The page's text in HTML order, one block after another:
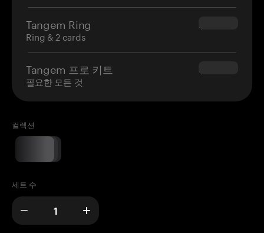
Tangem Ring
Ring & 2 cards
$160.00
Tangem 프로 키트
필요한 모든 것
$180.00
컬렉션
세트 수